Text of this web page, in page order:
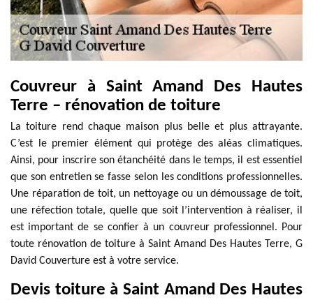
Couvreur à Saint Amand Des Hautes
Terre – rénovation de toiture
La toiture rend chaque maison plus belle et plus attrayante.
C’est le premier élément qui protège des aléas climatiques.
Ainsi, pour inscrire son étanchéité dans le temps, il est essentiel
que son entretien se fasse selon les conditions professionnelles.
Une réparation de toit, un nettoyage ou un démoussage de toit,
une réfection totale, quelle que soit l’intervention à réaliser, il
est important de se confier à un couvreur professionnel. Pour
toute rénovation de toiture à Saint Amand Des Hautes Terre, G
David Couverture est à votre service.
Devis toiture à Saint Amand Des Hautes